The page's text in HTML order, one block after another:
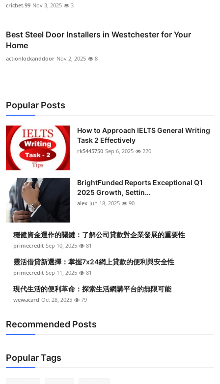
cricbet.99 Nov 3, 2025 3
Best Steel Door Installers in Westchester for Your
Home
actionlockanddoor Nov 2, 2025 8
Popular Posts
How to Approach IELTS General Writing
Task 2 Effectively
rk5445750 Sep 6, 2025 220
BrightFunded Reports Exceptional Q1
2025 Growth, Settin...
alex Jun 18, 2025 90
穩健資金運作的關鍵：了解公司貸款對企業發展的重要性
primecredit Sep 10, 2025 81
靈活借貸新選擇：掌握7x24網上貸款的便利與安全性
primecredit Sep 11, 2025 81
現代生活的便利革命：探索生活網購平台的無限可能
wewacard Oct 28, 2025 79
Recommended Posts
Popular Tags